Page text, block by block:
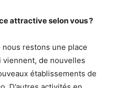
attractive selon vous ?
restons une place
viennent, de nouvelles
établissements de